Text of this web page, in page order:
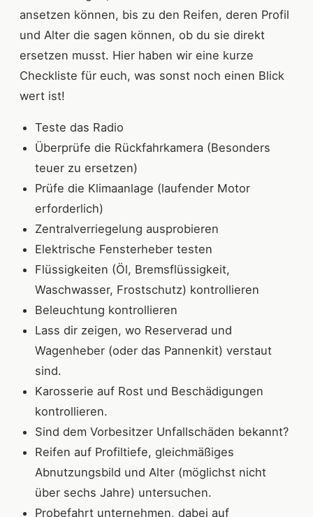
ansetzen können, bis zu den Reifen, deren Profil
und Alter die sagen können, ob du sie direkt
ersetzen musst. Hier haben wir eine kurze
Checkliste für euch, was sonst noch einen Blick
wert ist!
Teste das Radio
Überprüfe die Rückfahrkamera (Besonders
teuer zu ersetzen)
Prüfe die Klimaanlage (laufender Motor
erforderlich)
Zentralverriegelung ausprobieren
Elektrische Fensterheber testen
Flüssigkeiten (Öl, Bremsflüssigkeit,
Waschwasser, Frostschutz) kontrollieren
Beleuchtung kontrollieren
Lass dir zeigen, wo Reserverad und
Wagenheber (oder das Pannenkit) verstaut
sind.
Karosserie auf Rost und Beschädigungen
kontrollieren.
Sind dem Vorbesitzer Unfallschäden bekannt?
Reifen auf Profiltiefe, gleichmäßiges
Abnutzungsbild und Alter (möglichst nicht
über sechs Jahre) untersuchen.
Probefahrt unternehmen, dabei auf